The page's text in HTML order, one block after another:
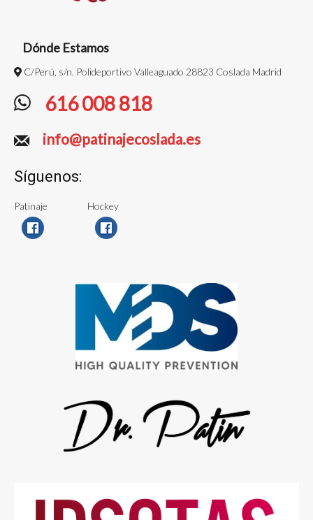
Dónde Estamos
C/Perú, s/n. Polideportivo Valleaguado 28823 Coslada Madrid
616 008 818
info@patinajecoslada.es
Síguenos:
Patinaje Hockey